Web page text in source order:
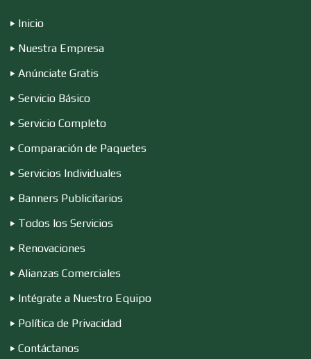
Construcciones en General
Contadores
Control de Plagas
Inicio
Nuestra Empresa
Anúnciate Gratis
Servicio Básico
Servicio Completo
Comparación de Paquetes
Servicios Individuales
Banners Publicitarios
Todos los Servicios
Renovaciones
Alianzas Comerciales
Intégrate a Nuestro Equipo
Política de Privacidad
Contáctanos